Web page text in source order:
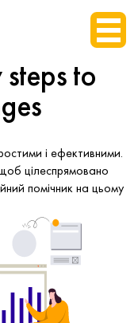
to
і ефективними.
цілеспрямовано
помічник на цьому